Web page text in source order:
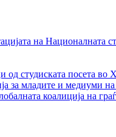
на Националната
студиската посета во
за младите и медиуми на
коалиција на